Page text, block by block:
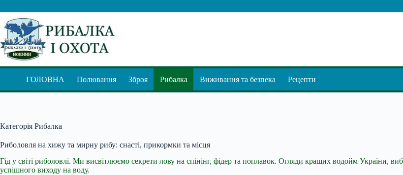
до
вмісту
ГОЛОВНА Полювання Зброя Рибалка Виживання та безпека Рецепти
Категорія Рибалка
Риболовля на хижу та мирну рибу: снасті, прикормки та місця
Гід у світі риболовлі. Ми висвітлюємо секрети лову на спінінг, фідер та поплавок. Огляди кращих водойм України,
успішного виходу на воду.